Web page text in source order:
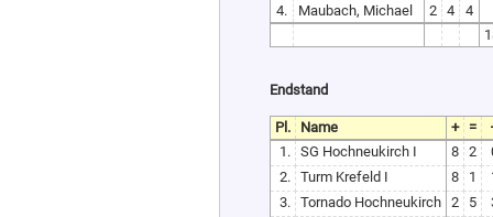
4.
Maubach, Michael 2 4
4
Endstand
Pl. Name + =
1.
SG Hochneukirch I 8 2
2.
Turm Krefeld I 8 1
3.
Tornado Hochneukirch 2 5